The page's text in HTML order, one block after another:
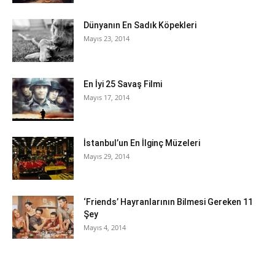
Dünyanın En Sadık Köpekleri
Mayıs 23, 2014
En İyi 25 Savaş Filmi
Mayıs 17, 2014
İstanbul’un En İlginç Müzeleri
Mayıs 29, 2014
‘Friends’ Hayranlarının Bilmesi Gereken 11
Şey
Mayıs 4, 2014